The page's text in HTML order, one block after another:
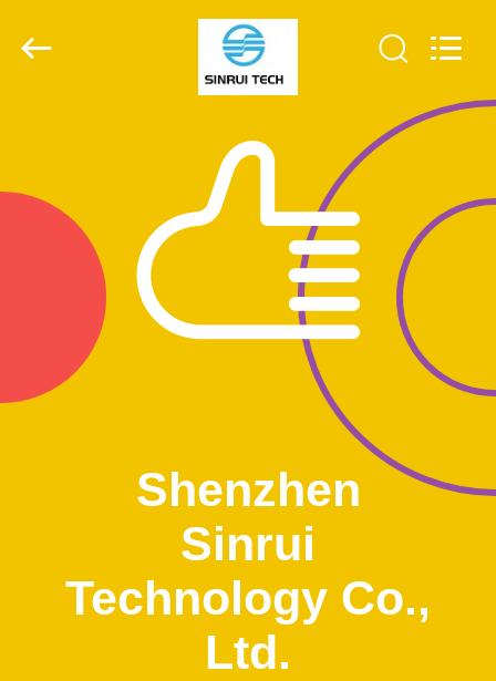
PRODUKTY
WYCIECZKA
PO
KONTROLA
SKONTAKTUJ
Ltd..
Shenzhen
Sinrui
Technology Co.,
Ltd.